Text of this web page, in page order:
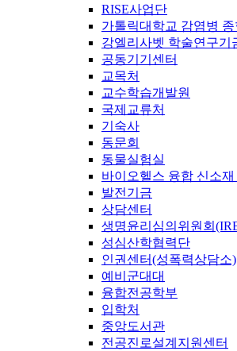
RISE사업단
가톨릭대학교 감염병 종
강엘리사벳 학술연구기
공동기기센터
교목처
교수학습개발원
국제교류처
기숙사
동문회
동물실험실
바이오헬스 융합 신소
발전기금
상담센터
생명윤리심의위원회
성심산학협력단
인권센터(성폭력상담소)
예비군대대
융합전공학부
입학처
중앙도서관
전공진로설계지원센터